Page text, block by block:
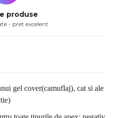
produse
- pret excelent
gel cover(camuflaj), cat si ale